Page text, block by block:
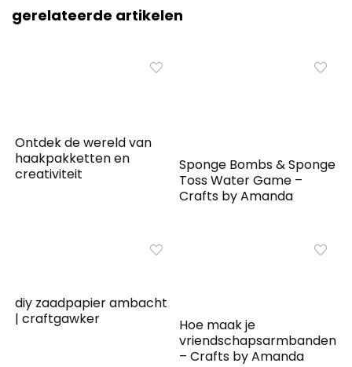
gerelateerde artikelen
Ontdek de wereld van
haakpakketten en
creativiteit
Sponge Bombs & Sponge
Toss Water Game –
Crafts by Amanda
diy zaadpapier ambacht
| craftgawker
Hoe maak je
vriendschapsarmbanden
– Crafts by Amanda